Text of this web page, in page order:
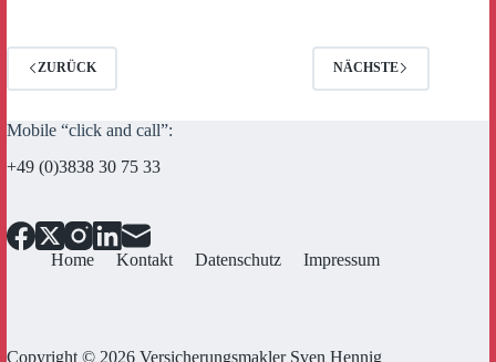
ZURÜCK NÄCHSTE
Mobile “click and call”:
+49 (0)3838 30 75 33
Home Kontakt Datenschutz Impressum
Copyright © 2026 Versicherungsmakler Sven Hennig